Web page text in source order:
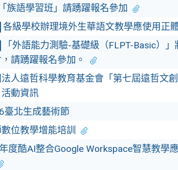
族語學習班」請踴躍報名參加
各級學校辦理境外生華語文教學應使用正
「外語能力測驗-基礎級（FLPT-Basic）
請踴躍報名參加。
人遠哲科學教育基金會「第七屆遠哲文
動資訊
臺北生成藝術節
位教學增能培訓
度酷AI整合Google Workspace智慧教學